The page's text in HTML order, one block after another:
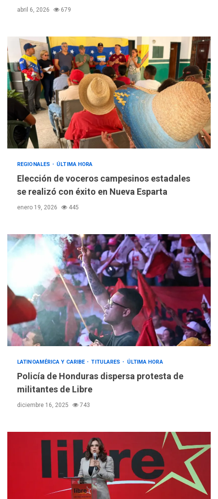
abril 6, 2026 679
REGIONALES ÚLTIMA HORA
Elección de voceros campesinos estadales
se realizó con éxito en Nueva Esparta
enero 19, 2026 445
LATINOAMÉRICA Y CARIBE TITULARES ÚLTIMA HORA
Policía de Honduras dispersa protesta de
militantes de Libre
diciembre 16, 2025 743